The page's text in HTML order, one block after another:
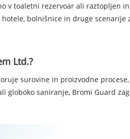
v toaletni rezervoar ali raztopljen
bolnišnice in druge scenarije
Ltd.?
surovine in proizvodne
globoko saniranje, Bromi Guard